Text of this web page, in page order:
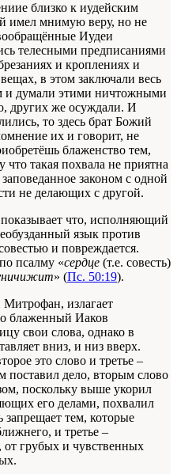
близко к иудейским
имел мнимую веру, но не
Иудеи
телесными предписаниями
и кроплениях и
в этом заключали весь
и думали этими ничтожными
других же осуждали. И
то здесь брат Божий
их и говорит, не
блаженство тем,
что такая похвала не приятна
законом с одной
не делающих с другой.
что, исполняющий
язык против
и повреждается.
псалму «сердце (т.е. совесть)
» (Пс. 50:19).
излагает
блаженный Иаков
свои слова, однако в
вниз, и низ вверх.
это слово и третье –
поставил дело, вторым слово
поскольку выше укорил
его делами, похвалил
запрещает тем, которые
и третье –
от грубых и чувственных